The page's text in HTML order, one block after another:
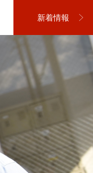
新着情報